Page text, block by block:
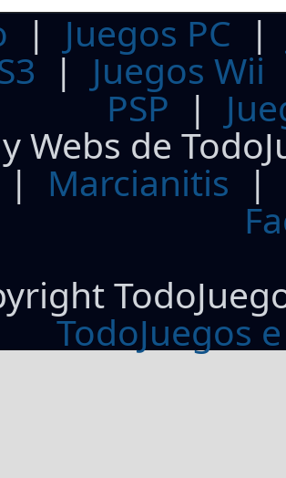
| Juegos PC
| Juegos Wii
PSP |
Webs de
| Marcianitis |
TodoJuegos